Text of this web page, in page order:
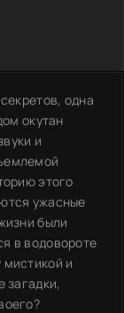
одна
окутан
и
этого
ужасные
были
в водовороте
и
загадки,